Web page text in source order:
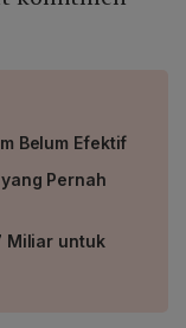
Belum Efektif
Pernah
Miliar untuk